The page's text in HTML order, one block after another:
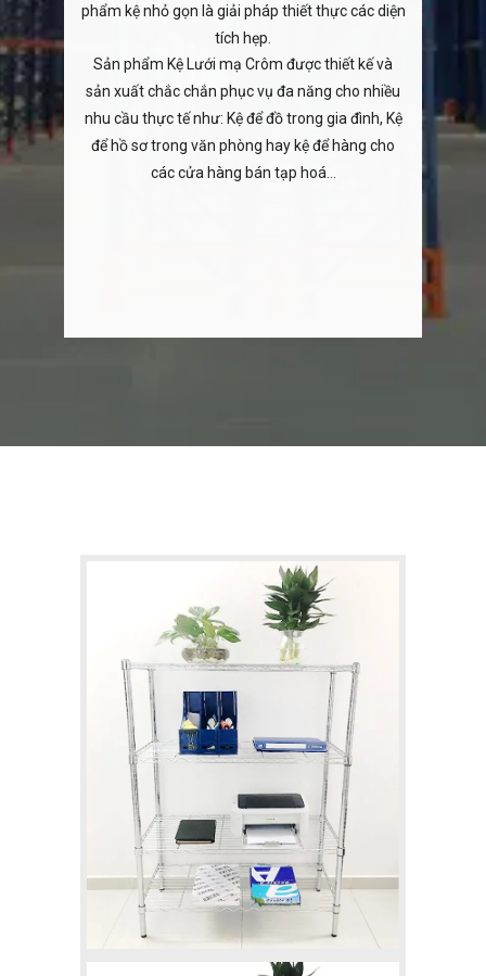
phẩm kệ nhỏ gọn là giải pháp thiết thực các diện
tích hẹp.
Sản phẩm Kệ Lưới mạ Crôm được thiết kế và
sản xuất chắc chắn phục vụ đa năng cho nhiều
nhu cầu thực tế như: Kệ để đồ trong gia đình, Kệ
để hồ sơ trong văn phòng hay kệ để hàng cho
các cửa hàng bán tạp hoá…